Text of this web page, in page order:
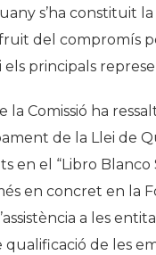
s’ha constituit la
del compromís
els principals
la Comissió ha
de la Llei de
en el “Libro
en concret en la
a les
qualificació de les